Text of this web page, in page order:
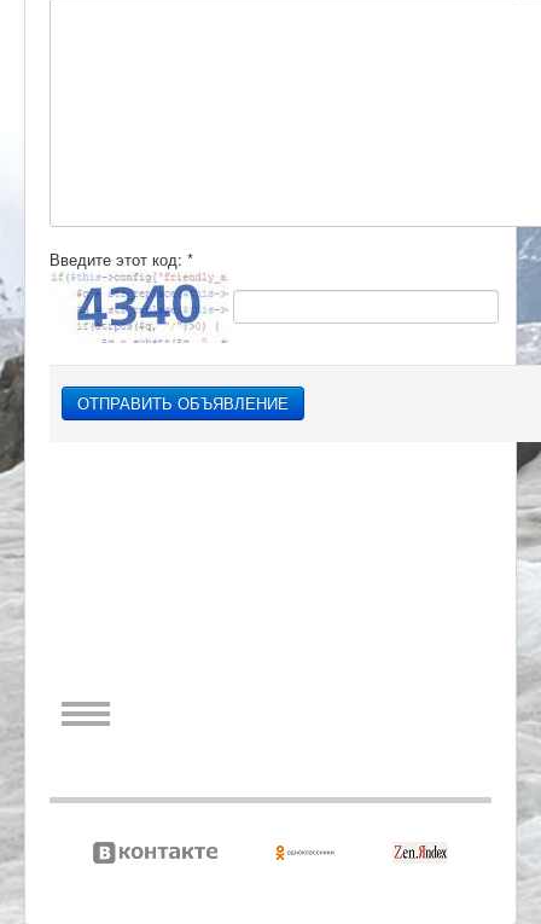
Введите этот код: *
ОТПРАВИТЬ ОБЪЯВЛЕНИЕ